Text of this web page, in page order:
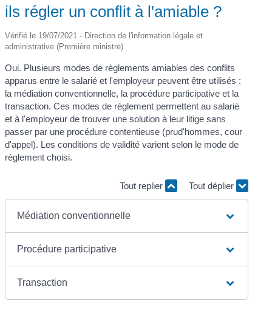
ils régler un conflit à l'amiable ?
Vérifié le 19/07/2021 - Direction de l'information légale et
administrative (Première ministre)
Oui. Plusieurs modes de règlements amiables des conflits
apparus entre le salarié et l'employeur peuvent être utilisés :
la médiation conventionnelle, la procédure participative et la
transaction. Ces modes de règlement permettent au salarié
et à l'employeur de trouver une solution à leur litige sans
passer par une procédure contentieuse (prud'hommes, cour
d'appel). Les conditions de validité varient selon le mode de
règlement choisi.
Tout replier Tout déplier
Médiation conventionnelle
Procédure participative
Transaction